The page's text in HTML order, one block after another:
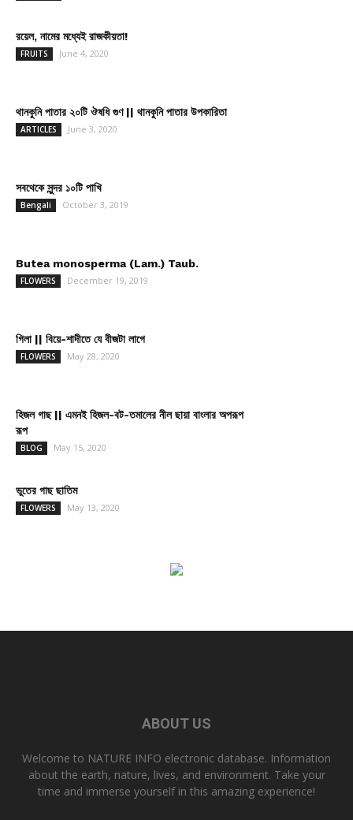
রয়েল, নামের মধ্যেই রাজকীয়তা!
FRUITS June 4, 2020
থানকুনি পাতার ২০টি ঔষধি গুণ || থানকুনি পাতার উপকারিতা
ARTICLES June 3, 2020
সবথেকে সুন্দর ১০টি পাখি
Bengali October 3, 2019
Butea monosperma (Lam.) Taub.
FLOWERS December 19, 2019
গিলা || বিয়ে-শাদীতে যে বীজটা লাগে
FLOWERS May 28, 2020
হিজল গাছ || এমনই হিজল-বট-তমালের নীল ছায়া বাংলার অপরূপ
রূপ
BLOG May 15, 2020
ভুতের গাছ ছাতিম
FLOWERS May 13, 2020
ABOUT US
Welcome to NATURE INFO electronic database. Information
about the earth, nature, lives, and environment. Take your
time and immerse yourself in this amazing experience!